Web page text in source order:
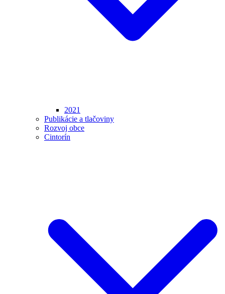
2021
Publikácie a tlačoviny
Rozvoj obce
Cintorín